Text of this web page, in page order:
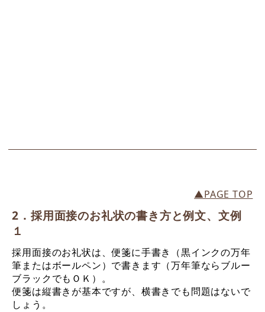
▲PAGE TOP
2．採用面接のお礼状の書き方と例文、文例
１
採用面接のお礼状は、便箋に手書き（黒インクの万年
筆またはボールペン）で書きます（万年筆ならブルー
ブラックでもＯＫ）。
便箋は縦書きが基本ですが、横書きでも問題はないで
しょう。